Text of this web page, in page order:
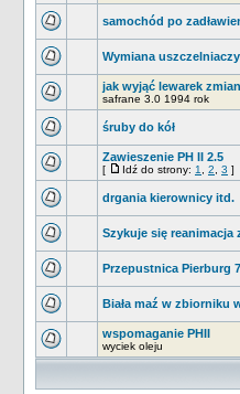
samochód po
Wymiana
jak wyjąć lewarek
safrane 3.0 1994 rok
śruby do kół
Zawieszenie PH II 2.5
[ Idź do strony: 1 2 3 ]
drgania kierownicy itd.
Szykuje się reanimacja
Przepustnica Pierburg
Biała maź w zbiorniku
wspomaganie PHII
wyciek oleju